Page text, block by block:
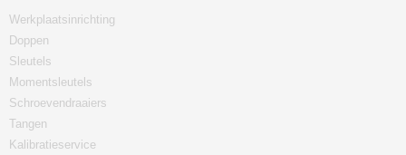
Werkplaatsinrichting
Doppen
Sleutels
Momentsleutels
Schroevendraaiers
Tangen
Kalibratieservice